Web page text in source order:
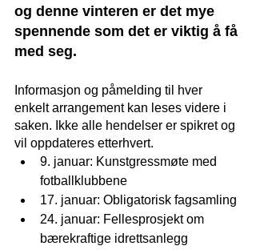
og denne vinteren er det mye
spennende som det er viktig å få
med seg.
Informasjon og påmelding til hver
enkelt arrangement kan leses videre i
saken. Ikke alle hendelser er spikret og
vil oppdateres etterhvert.
9. januar: Kunstgressmøte med
fotballklubbene
17. januar: Obligatorisk fagsamling
24. januar: Fellesprosjekt om
bærekraftige idrettsanlegg